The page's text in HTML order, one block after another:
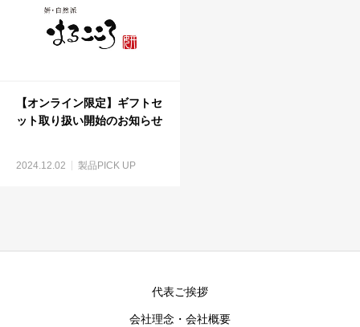
【オンライン限定】ギフトセ
ット取り扱い開始のお知らせ
2024.12.02 製品PICK UP
代表ご挨拶
会社理念・会社概要